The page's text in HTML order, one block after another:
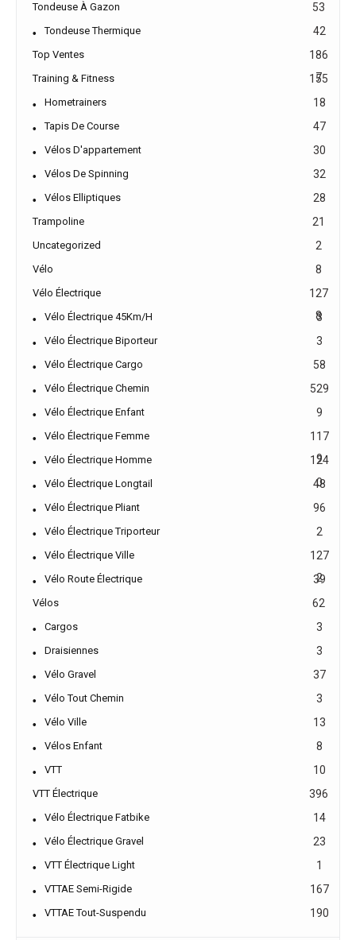
Tondeuse À Gazon 53
Tondeuse Thermique 42
Top Ventes
186
7
Training & Fitness 155
Hometrainers 18
Tapis De Course 47
Vélos D'appartement 30
Vélos De Spinning 32
Vélos Elliptiques 28
Trampoline 21
Uncategorized 2
Vélo 8
Vélo Électrique
127
8
Vélo Électrique 45Km/h 3
Vélo Électrique Biporteur 3
Vélo Électrique Cargo 58
Vélo Électrique Chemin 529
Vélo Électrique Enfant 9
Vélo Électrique Femme
117
9
Vélo Électrique Homme
124
0
Vélo Électrique Longtail 48
Vélo Électrique Pliant 96
Vélo Électrique Triporteur 2
Vélo Électrique Ville
127
2
Vélo Route Électrique 39
Vélos 62
Cargos 3
Draisiennes 3
Vélo Gravel 37
Vélo Tout Chemin 3
Vélo Ville 13
Vélos Enfant 8
VTT 10
VTT Électrique 396
Vélo Électrique Fatbike 14
Vélo Électrique Gravel 23
VTT Électrique Light 1
VTTAE Semi-Rigide 167
VTTAE Tout-Suspendu 190